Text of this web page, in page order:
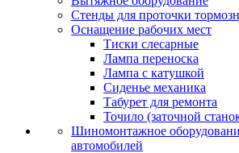
Стенды для проточки
Оснащение рабочих мест
Тиски слесарные
Лампа переноска
Лампа с катушкой
Сиденье механика
Табурет для ремонта
Точило (заточной
Шиномонтажное
автомобилей